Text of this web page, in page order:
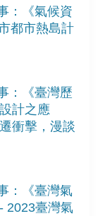
：《氣候資
都市熱島計
：《臺灣歷
計之應
衝擊，漫談
：《臺灣氣
2023臺灣氣